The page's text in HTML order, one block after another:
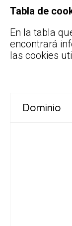
Tabla de
En la tabla
encontrará
las cookies
Dominio